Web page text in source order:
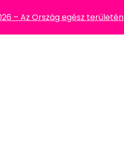
– Az Ország egész területén